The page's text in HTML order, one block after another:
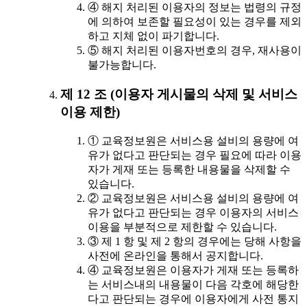
④ 해지 처리된 이용자의 정보는 법령의 규정
에 의하여 보존할 필요성이 있는 경우를 제외
하고 지체 없이 파기합니다.
⑤ 해지 처리된 이용자번호의 경우, 재사용이
불가능합니다.
제 12 조 (이용자 게시물의 삭제 및 서비스
이용 제한)
① 교육정보원은 서비스용 설비의 용량에 여
유가 없다고 판단되는 경우 필요에 따라 이용
자가 게재 또는 등록한 내용물을 삭제할 수
있습니다.
② 교육정보원은 서비스용 설비의 용량에 여
유가 없다고 판단되는 경우 이용자의 서비스
이용을 부분적으로 제한할 수 있습니다.
③ 제 1 항 및 제 2 항의 경우에는 당해 사항을
사전에 온라인을 통해서 공지합니다.
④ 교육정보원은 이용자가 게재 또는 등록하
는 서비스내의 내용물이 다음 각호에 해당한
다고 판단되는 경우에 이용자에게 사전 통지